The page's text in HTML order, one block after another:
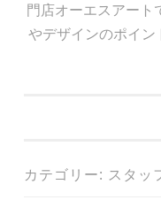
門店オーエスアート
やデザインのポイ
カテゴリー: スタッ